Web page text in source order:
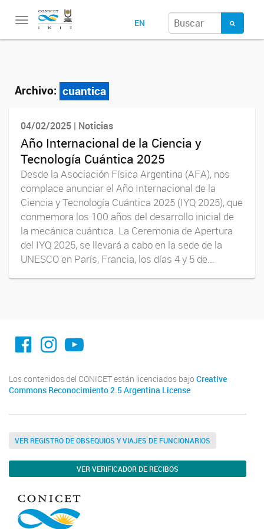
Toggle
EN
Archivo: cuantica
04/02/2025 | Noticias
Año Internacional de la Ciencia y
Tecnología Cuántica 2025
Desde la Asociación Física Argentina (AFA), nos
complace anunciar el Año Internacional de la
Ciencia y Tecnología Cuántica 2025 (IYQ 2025), que
conmemora los 100 años del desarrollo inicial de
la mecánica cuántica. La Ceremonia de Apertura
del IYQ 2025, se llevará a cabo en la sede de la
UNESCO en París, Francia, los días 4 y 5 de...
facebook imit.conicet
imit.conicet
Youtube
Los contenidos del CONICET están licenciados bajo Creative
Commons Reconocimiento 2.5 Argentina License
VER REGISTRO DE OBSEQUIOS Y VIAJES DE FUNCIONARIOS
VER VERIFICADOR DE RECIBOS